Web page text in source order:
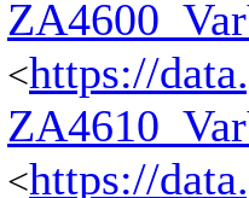
<https://
<https://